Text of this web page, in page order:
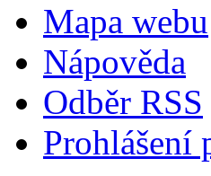
Mapa webu
Nápověda
Odběr RSS
Prohlášení